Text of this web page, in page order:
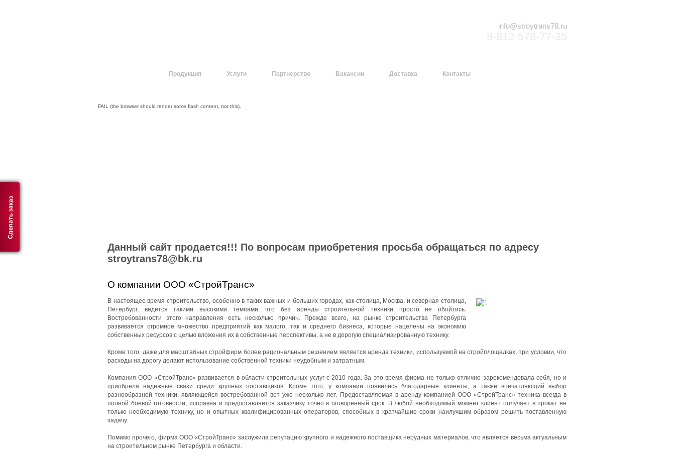
info@stroytrans78.ru
Продукция Услуги Партнерство Вакансии Доставка Контакты
FAIL (the browser should render some flash content, not this).
Данный сайт продается!!! По вопросам приобретения просьба обращаться по адресу
stroytrans78@bk.ru
О компании ООО «СтройТранс»
В настоящее время строительство, особенно в таких важных и больших городах, как столица, Москва, и северная столица,
Петербург, ведется такими высокими темпами, что без аренды строительной техники просто не обойтись.
Востребованности этого направления есть несколько причин. Прежде всего, на рынке строительства Петербурга
развивается огромное множество предприятий как малого, так и среднего бизнеса, которые нацелены на экономию
собственных ресурсов с целью вложения их в собственные перспективы, а не в дорогую специализированную технику.
Кроме того, даже для масштабных стройфирм более рациональным решением является аренда техники, используемой на стройплощадках, при условии, что
расходы на дорогу делают использование собственной техники неудобным и затратным.
Компания ООО «СтройТранс» развивается в области строительных услуг с 2010 года. За это время фирма не только отлично зарекомендовала себя, но и
приобрела надежные связи среди крупных поставщиков. Кроме того, у компании появились благодарные клиенты, а также впечатляющий выбор
разнообразной техники, являющейся востребованной вот уже несколько лет. Предоставляемая в аренду компанией ООО «СтройТранс» техника всегда в
полной боевой готовности, исправна и предоставляется заказчику точно в оговоренный срок. В любой необходимый момент клиент получает в прокат не
только необходимую технику, но и опытных квалифицированных операторов, способных в кратчайшие сроки наилучшим образом решить поставленную
задачу.
Помимо прочего, фирма ООО «СтройТранс» заслужила репутацию крупного и надежного поставщика нерудных материалов, что является весьма актуальным
на строительном рынке Петербурга и области.